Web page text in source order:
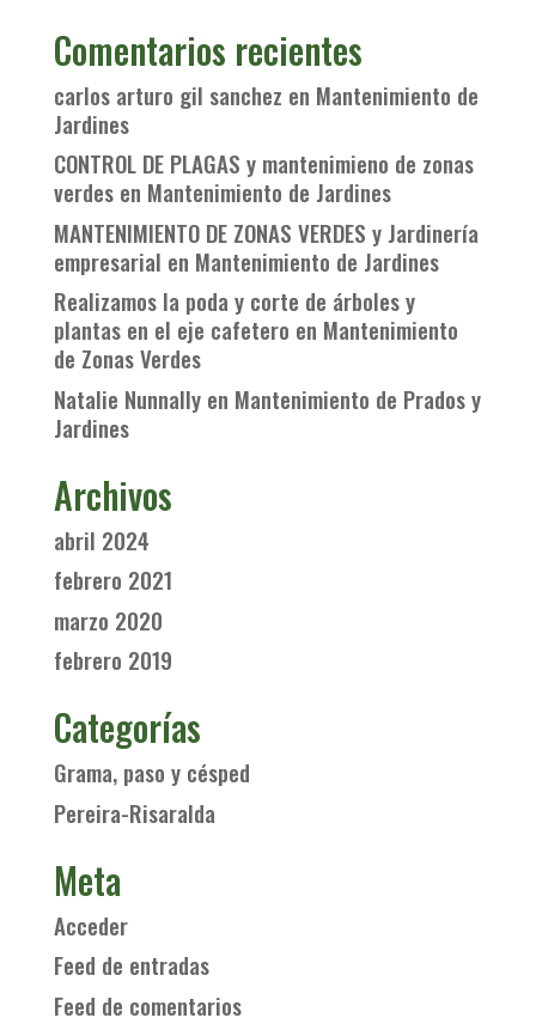
Comentarios recientes
carlos arturo gil sanchez en Mantenimiento de
Jardines
CONTROL DE PLAGAS y mantenimieno de zonas
verdesen Mantenimiento de Jardines
MANTENIMIENTO DE ZONAS VERDES y Jardinería
empresarial en Mantenimiento de Jardines
Realizamos la poda y corte de árboles y
plantas en el eje cafetero en Mantenimiento
de Zonas Verdes
Natalie Nunnallyen Mantenimiento de Prados y
Jardines
Archivos
abril 2024
febrero 2021
marzo 2020
febrero 2019
Categorías
Grama, paso y césped
Pereira-Risaralda
Meta
Acceder
Feed de entradas
Feed de comentarios